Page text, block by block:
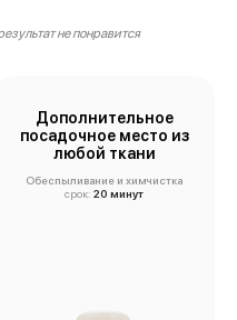
не понравится
Дополнительное
посадочное место из
любой ткани
Обеспыливание и химчистка
срок: 20 минут